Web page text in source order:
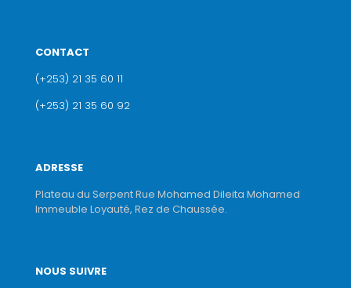
CONTACT
(+253) 21 35 60 11
(+253) 21 35 60 92
ADRESSE
Plateau du Serpent Rue Mohamed Dileita Mohamed
Immeuble Loyauté, Rez de Chaussée.
NOUS SUIVRE